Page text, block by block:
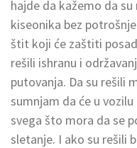
hajde da kažemo da
kiseonika bez
štit koji će zaštiti
rešili ishranu i
putovanja. Da su rešili
sumnjam da će u
svega što mora da se
sletanje. I ako su rešili